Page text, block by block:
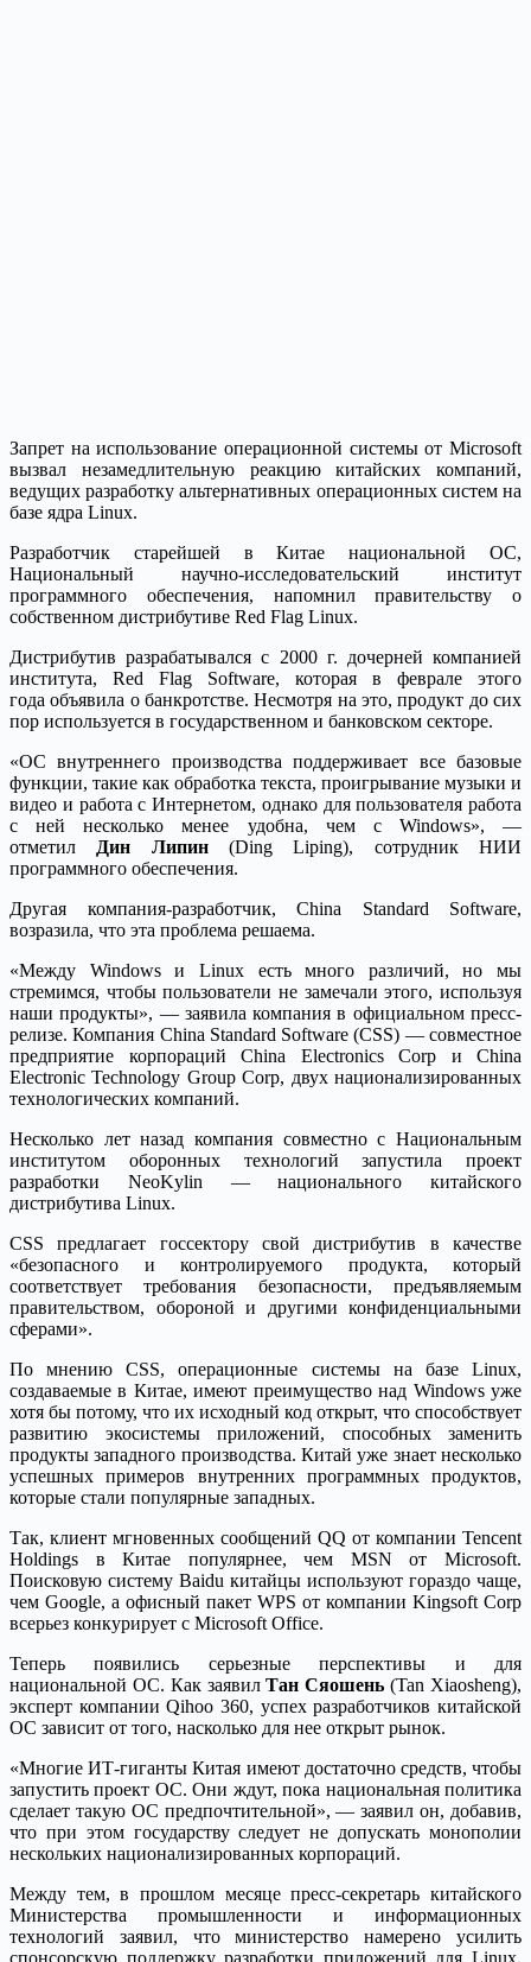
Запрет на использование операционной системы от Microsoft
вызвал незамедлительную реакцию китайских компаний,
ведущих разработку альтернативных операционных систем на
базе ядра Linux.
Разработчик старейшей в Китае национальной ОС,
Национальный научно-исследовательский институт
программного обеспечения, напомнил правительству о
собственном дистрибутиве Red Flag Linux.
Дистрибутив разрабатывался с 2000 г. дочерней компанией
института, Red Flag Software, которая в феврале этого
года объявила о банкротстве. Несмотря на это, продукт до сих
пор используется в государственном и банковском секторе.
«ОС внутреннего производства поддерживает все базовые
функции, такие как обработка текста, проигрывание музыки и
видео и работа с Интернетом, однако для пользователя работа
с ней несколько менее удобна, чем с Windows», —
отметил Дин Липин(Ding Liping), сотрудник НИИ
программного обеспечения.
Другая компания-разработчик, China Standard Software,
возразила, что эта проблема решаема.
«Между Windows и Linux есть много различий, но мы
стремимся, чтобы пользователи не замечали этого, используя
наши продукты», — заявила компания в официальном пресс-
релизе. Компания China Standard Software (CSS) — совместное
предприятие корпораций China Electronics Corp и China
Electronic Technology Group Corp, двух национализированных
технологических компаний.
Несколько лет назад компания совместно с Национальным
институтом оборонных технологий запустила проект
разработки NeoKylin — национального китайского
дистрибутива Linux.
СSS предлагает госсектору свой дистрибутив в качестве
«безопасного и контролируемого продукта, который
соответствует требования безопасности, предъявляемым
правительством, обороной и другими конфиденциальными
сферами».
По мнению CSS, операционные системы на базе Linux,
создаваемые в Китае, имеют преимущество над Windows уже
хотя бы потому, что их исходный код открыт, что способствует
развитию экосистемы приложений, способных заменить
продукты западного производства. Китай уже знает несколько
успешных примеров внутренних программных продуктов,
которые стали популярные западных.
Так, клиент мгновенных сообщений QQ от компании Tencent
Holdings в Китае популярнее, чем MSN от Microsoft.
Поисковую систему Baidu китайцы используют гораздо чаще,
чем Google, а офисный пакет WPS от компании Kingsoft Corp
всерьез конкурирует с Microsoft Office.
Теперь появились серьезные перспективы и для
национальной ОС. Как заявилТан Сяошень (Tan Xiaosheng),
эксперт компании Qihoo 360, успех разработчиков китайской
ОС зависит от того, насколько для нее открыт рынок.
«Многие ИТ-гиганты Китая имеют достаточно средств, чтобы
запустить проект ОС. Они ждут, пока национальная политика
сделает такую ОС предпочтительной», — заявил он, добавив,
что при этом государству следует не допускать монополии
нескольких национализированных корпораций.
Между тем, в прошлом месяце пресс-секретарь китайского
Министерства промышленности и информационных
технологий заявил, что министерство намерено усилить
спонсорскую поддержку разработки приложений для Linux.